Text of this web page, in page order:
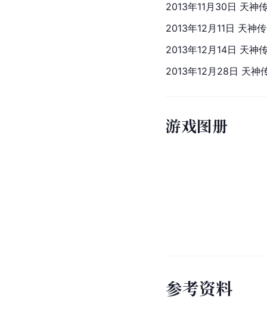
2013年11月30日 天神
2013年12月11日 天神
2013年12月14日 天神
2013年12月28日 天神
游戏图册
参考资料